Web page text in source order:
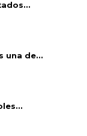
una de...